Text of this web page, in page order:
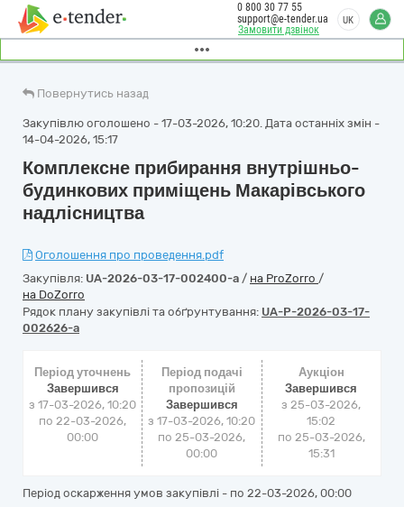
Замовити дзвінок
0 800 30 77 55
support@e-tender.ua
UK
Повернутись назад
Закупівлю оголошено - 17-03-2026, 10:20. Дата останніх змін -
14-04-2026, 15:17
Комплексне прибирання внутрішньо-
будинкових приміщень Макарівського
надлісництва
Оголошення про проведення.pdf
Закупівля: UA-2026-03-17-002400-a / на ProZorro /
на DoZorro
Рядок плану закупівлі та обґрунтування: UA-P-2026-03-17-
002626-a
Період уточнень
Завершився
з 17-03-2026, 10:20
по 22-03-2026,
00:00
Період подачі
пропозицій
Завершився
з 17-03-2026, 10:20
по 25-03-2026,
00:00
Аукціон
Завершився
з25-03-2026,
15:02
по 25-03-2026,
15:31
Період оскарження умов закупівлі - по 22-03-2026, 00:00